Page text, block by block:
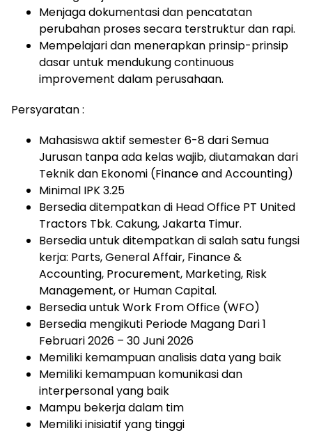
Menjaga dokumentasi dan pencatatan
perubahan proses secara terstruktur dan rapi.
Mempelajari dan menerapkan prinsip-prinsip
dasar untuk mendukung continuous
improvement dalam perusahaan.
Persyaratan :
Mahasiswa aktif semester 6-8 dari Semua
Jurusan tanpa ada kelas wajib, diutamakan dari
Teknik dan Ekonomi (Finance and Accounting)
Minimal IPK 3.25
Bersedia ditempatkan di Head Office PT United
Tractors Tbk. Cakung, Jakarta Timur.
Bersedia untuk ditempatkan di salah satu fungsi
kerja: Parts, General Affair, Finance &
Accounting, Procurement, Marketing, Risk
Management, or Human Capital.
Bersedia untuk Work From Office (WFO)
Bersedia mengikuti Periode Magang Dari 1
Februari 2026 – 30 Juni 2026
Memiliki kemampuan analisis data yang baik
Memiliki kemampuan komunikasi dan
interpersonal yang baik
Mampu bekerja dalam tim
Memiliki inisiatif yang tinggi